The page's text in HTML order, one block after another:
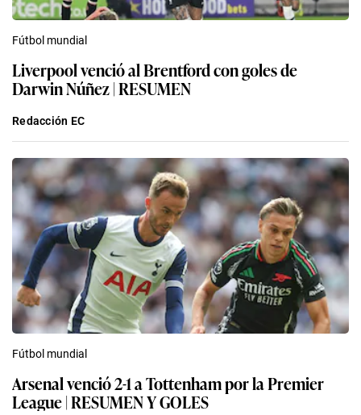
Fútbol mundial
Liverpool venció al Brentford con goles de
Darwin Núñez | RESUMEN
Redacción EC
Fútbol mundial
Arsenal venció 2-1 a Tottenham por la Premier
League | RESUMEN Y GOLES